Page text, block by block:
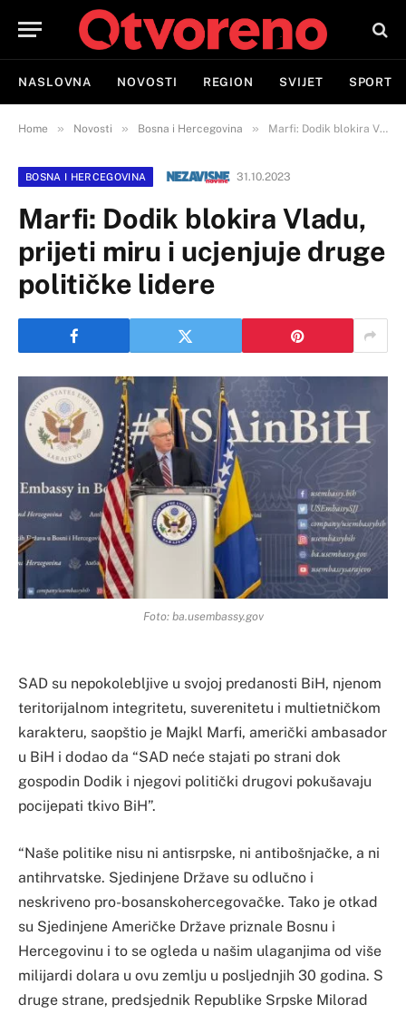
NASLOVNA NOVOSTI REGION SVIJET SPORT
Home » Novosti » Bosna i Hercegovina » Marfi: Dodik blokira Vladu, prijeti miru i ucjenjuje druge političke lidere
BOSNA I HERCEGOVINA 31.10.2023
Marfi: Dodik blokira Vladu,
prijeti miru i ucjenjuje druge
političke lidere
Foto: ba.usembassy.gov
SAD su nepokolebljive u svojoj predanosti BiH, njenom
teritorijalnom integritetu, suverenitetu i multietničkom
karakteru, saopštio je Majkl Marfi, američki ambasador
u BiH i dodao da “SAD neće stajati po strani dok
gospodin Dodik i njegovi politički drugovi pokušavaju
pocijepati tkivo BiH”.
“Naše politike nisu ni antisrpske, ni antibošnjačke, a ni
antihrvatske. Sjedinjene Države su odlučno i
neskriveno pro-bosanskohercegovačke. Tako je otkad
su Sjedinjene Američke Države priznale Bosnu i
Hercegovinu i to se ogleda u našim ulaganjima od više
milijardi dolara u ovu zemlju u posljednjih 30 godina. S
druge strane, predsjednik Republike Srpske Milorad